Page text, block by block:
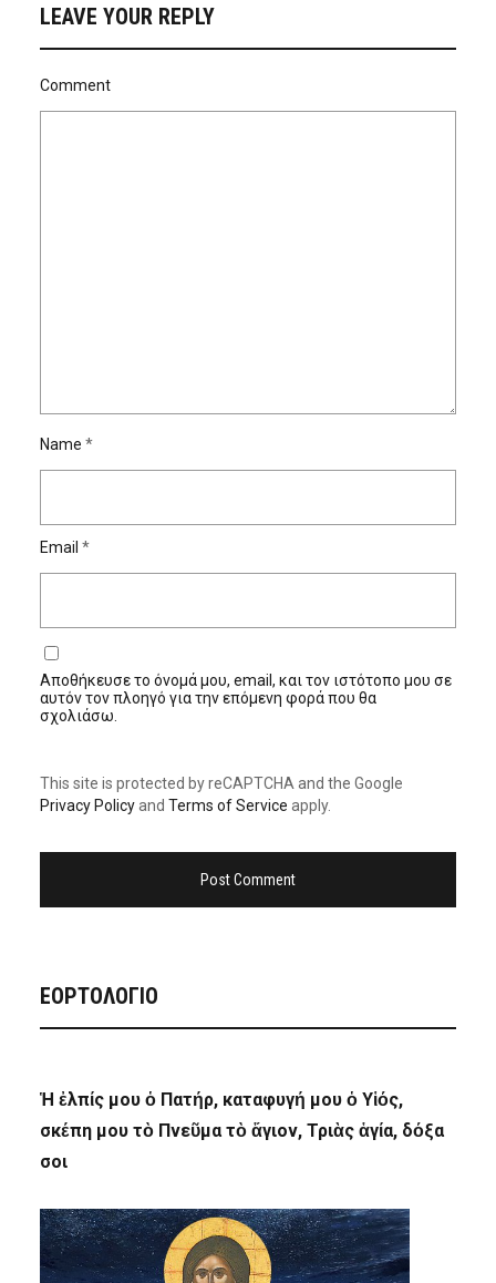
LEAVE YOUR REPLY
Comment
Name *
Email *
Αποθήκευσε το όνομά μου, email, και τον ιστότοπο μου σε
αυτόν τον πλοηγό για την επόμενη φορά που θα
σχολιάσω.
This site is protected by reCAPTCHA and the Google
Privacy Policyand Terms of Service apply.
ΕΟΡΤΟΛΟΓΙΟ
Ἡ ἐλπίς μου ὁ Πατήρ, καταφυγή μου ὁ Υἱός,
σκέπη μου τὸ Πνεῦμα τὸ ἅγιον, Τριὰς ἁγία, δόξα
σοι